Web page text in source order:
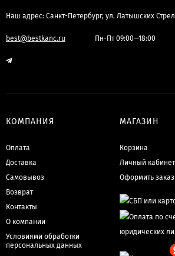
Наш адрес: Санкт-Петербург, ул. Латышских
best@bestkanc.ru Пн-Пт 09:00—18:00
КОМПАНИЯ
Оплата
Доставка
Самовывоз
Возврат
Контакты
О компании
Условиями обработки
персональных данных
МАГАЗИН
Корзина
Личный кабинет
Оформить заказ